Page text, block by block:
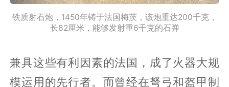
铁质射石炮，1450年铸于法国梅茨，该炮重达200千克，
长82厘米，能够发射重6千克的石弹‍
兼具这些有利因素的法国，成了火器大规
模运用的先行者。而曾经在弩弓和盔甲制